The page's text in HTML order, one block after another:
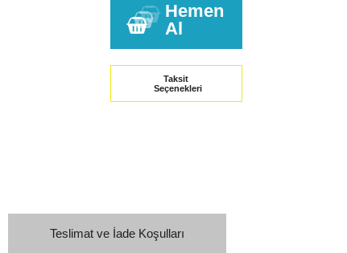
Hemen
Al
Taksit
Seçenekleri
Teslimat ve İade Koşulları